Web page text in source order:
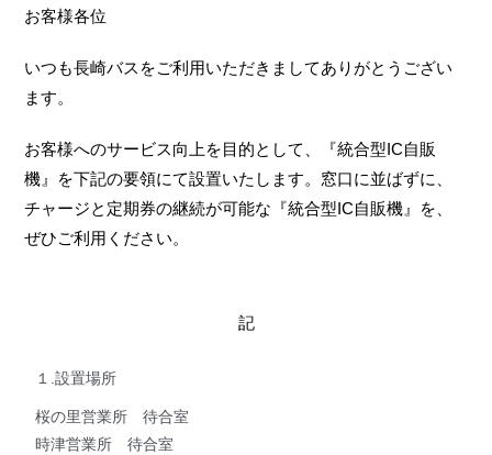
お客様各位
いつも長崎バスをご利用いただきましてありがとうござい
ます。
お客様へのサービス向上を目的として、『統合型IC自販
機』を下記の要領にて設置いたします。窓口に並ばずに、
チャージと定期券の継続が可能な『統合型IC自販機』を、
ぜひご利用ください。
記
１.設置場所
桜の里営業所 待合室
時津営業所 待合室